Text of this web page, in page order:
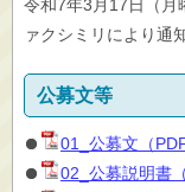
令和7年3月17日（月
ァクシミリにより通
公募文等
01_公募文（
02_公募説明書